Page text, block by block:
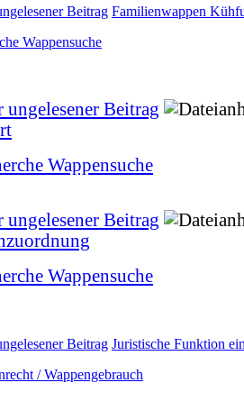
Familienwappen
Wappensuche
Wappensuche
Wappensuche
Juristische Funktion
/ Wappengebrauch